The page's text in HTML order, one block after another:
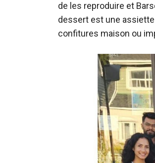
de les reproduire et
dessert est une
confitures maison ou